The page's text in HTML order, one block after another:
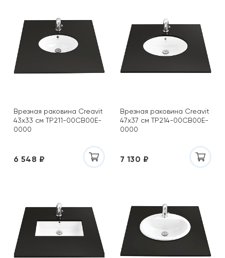
Врезная раковина Creavit
43х33 см TP211-00CB00E-
0000
6 548 ₽
Врезная раковина Creavit
47х37 см TP214-00CB00E-
0000
7 130 ₽